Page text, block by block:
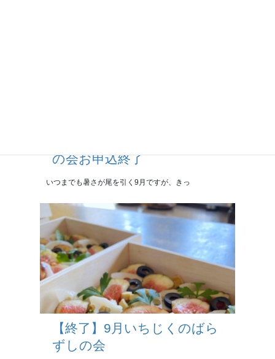
の会お申込終了
いつまでも暑さが尾を引く9月ですが、きっ
【終了】9月いちじくのばら
ずしの会